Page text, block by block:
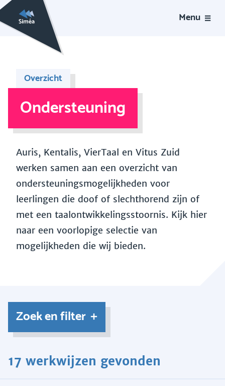
Menu
Overzicht
Ondersteuning
Auris, Kentalis, VierTaal en Vitus Zuid
werken samen aan een overzicht van
ondersteuningsmogelijkheden voor
leerlingen die doof of slechthorend zijn of
met een taalontwikkelingsstoornis. Kijk hier
naar een voorlopige selectie van
mogelijkheden die wij bieden.
Zoek en filter
17 werkwijzen gevonden